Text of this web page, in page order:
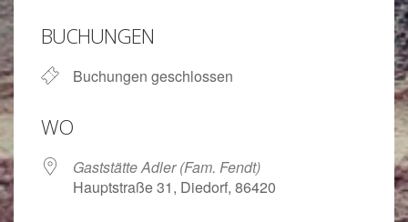
Google
BUCHUNGEN
Buchungen geschlossen
WO
Gaststätte Adler (Fam. Fendt)
Hauptstraße 31, Diedorf, 86420